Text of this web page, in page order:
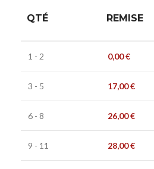
QTÉ REMISE
1 - 2 0,00€
3 - 5 17,00€
6 - 8 26,00€
9 - 11 28,00€